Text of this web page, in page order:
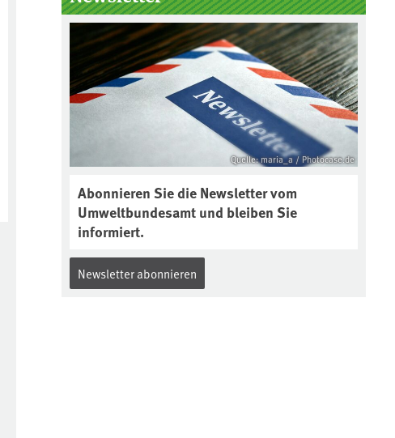
Boden des Jahres ausgewählt und
was passiert eigentlich während
eines solchen Bodenjahres? Infos
dazu gibt es im aktuellen Podcast
„Soilcast“. Jetzt reinhören:
https://soilcast.de/interview/sc20
2-interview-die-kuer-der-krume/
Quelle: maria_a / Photocase.de
Abonnieren Sie die Newsletter vom
Umweltbundesamt und bleiben Sie
informiert.
Newsletter abonnieren